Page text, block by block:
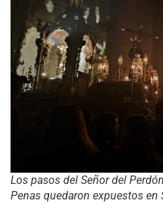
Los pasos del Señor del
Penas quedaron expuestos en